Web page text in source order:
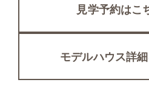
見学予約はこ
モデルハウス詳